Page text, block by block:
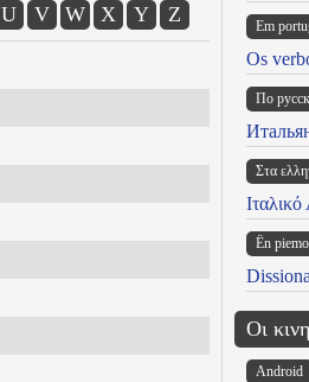
U V W X Y Z
Em
Os
По
Στα
Ën
Οι
Android